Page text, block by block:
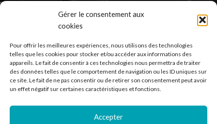
Gérer le consentement aux
cookies
Pour offrir les meilleures expériences, nous utilisons des technologies
telles que les cookies pour stocker et/ou accéder aux informations des
appareils. Le fait de consentir à ces technologies nous permettra de traiter
des données telles que le comportement de navigation ou les ID uniques sur
ce site. Le fait de ne pas consentir ou de retirer son consentement peut avoir
un effet négatif sur certaines caractéristiques et fonctions.
Accepter
*TVA non applicable – article 293 B du CGI
RECHERCHER DES PRODUITS
NOS SERVICES